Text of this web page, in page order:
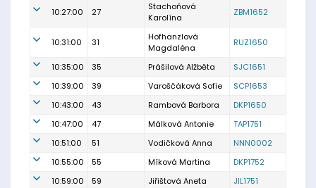
10:27:00 27
Stachoňová
Karolína
ZBM1652
10:31:00 31
Hofhanzlová
Magdaléna
RUZ1650
10:35:00 35 Prášilová Alžběta
SJC1651
10:39:00
39 Varoščáková Sofie
SCP1653
10:43:00
43 Rambová Barbora
DKP1650
10:47:00
47 Málková Antonie
TAP1751
10:51:00
51 Vodičková Anna
NNN0002
10:55:00
55 Míková Martina
DKP1752
10:59:00
59 Jiřištová Aneta
JIL1751